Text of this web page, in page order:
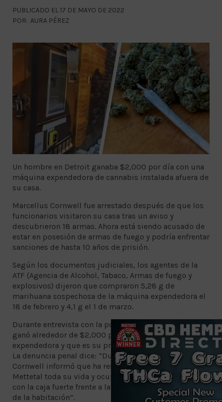
PUBLICADO EL 17 DE MAYO DE 2022
POR: AURA PÉREZ
Un hombre en Detroit ganaba $2,000 por día con una
máquina expendedora de cannabis instalada afuera de
su casa.
Marcellus Cornwell fue arrestado después de que los
funcionarios visitaron su casa tras un aviso y
descubrieron 18 armas. Ahora está siendo acusado de
estar en posesión de armas de fuego y podría enfrentar
sanciones de hasta 10 años de prisión.
Según los documentos judiciales, los agentes de la
ATF (Agencia de Alcohol, Tabaco, Armas de fuego y
explosivos) dijeron que compraron 5,28 g de
marihuana sospechosa de la máquina expendedora el
18 de febrero y 4,1 g el 1 de marzo.
Durante entrevista con la policía, Cornwell dijo que
ganó alrededor de $2,000 por día con la máquina
expendedora y que es su principal fuente de ingresos.
La denuncia penal dice: “Durante la entrevista,
Cornwell informó que ha residido en la dirección de
Mettetal toda su vida y ocupa la habitación de arriba
con la caja fuerte frente a la cómoda, cerca de la puerta
de la habitación”.